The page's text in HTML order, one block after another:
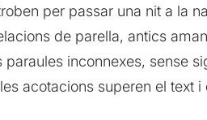
per passar una nit a la
de parella, antics
paraules inconnexes, sense
acotacions superen el